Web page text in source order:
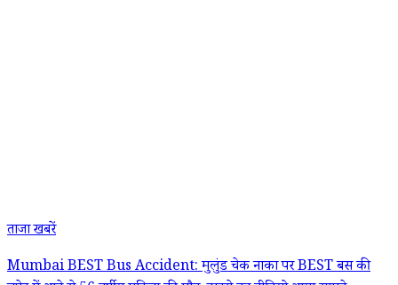
ताजा खबरें
Mumbai BEST Bus Accident: मुलुंड चेक नाका पर BEST बस की